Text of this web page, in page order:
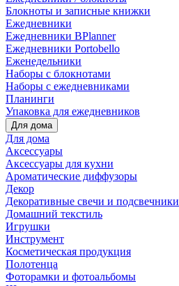
Блокноты и записные книжки
Ежедневники
Ежедневники BPlanner
Ежедневники Portobello
Еженедельники
Наборы с блокнотами
Наборы с ежедневниками
Планинги
Упаковка для ежедневников
Для дома
Для дома
Аксессуары
Аксессуары для кухни
Ароматические диффузоры
Декор
Декоративные свечи и подсвечники
Домашний текстиль
Игрушки
Инструмент
Косметическая продукция
Полотенца
Фоторамки и фотоальбомы